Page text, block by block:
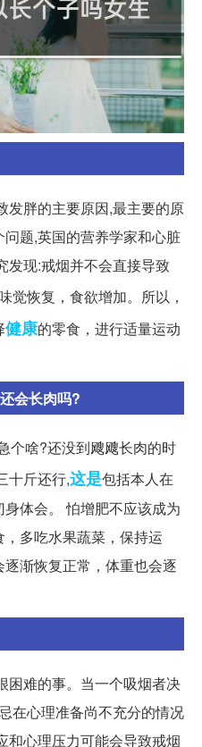
发胖的主要原因,最主要的原
题,英国的营养学家和心脏
发现:戒烟并不会直接导致
觉恢复，食欲增加。所以，
健康的零食，进行适量运动
会长肉吗?
个啥?还没到飕飕长肉的时
十斤还行,这是包括本人在
体会。 怕增肥不应该成为
多吃水果蔬菜，保持运
渐恢复正常，体重也会逐
困难的事。当一个吸烟者决
在心理准备尚不充分的情况
和心理压力可能会导致戒烟